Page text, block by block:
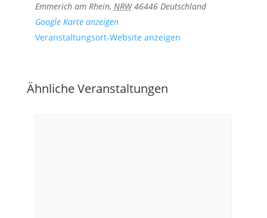
Emmerich am Rhein, NRW 46446 Deutschland
Google Karte anzeigen
Veranstaltungsort-Website anzeigen
Ähnliche Veranstaltungen